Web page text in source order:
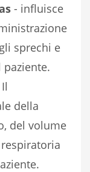
- influisce
sprechi e
della
del volume